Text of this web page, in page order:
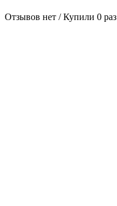
Отзывов нет / Купили 0 раз